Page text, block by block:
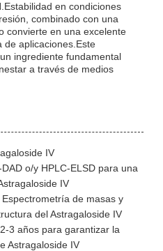
en condiciones
combinado con una
convierte en una excelente
de aplicaciones.Este
ingrediente fundamental
a través de medios
IV
o/y HPLC-ELSD para una
IV
de masas y
del Astragaloside IV
3 años para garantizar la
Astragaloside IV